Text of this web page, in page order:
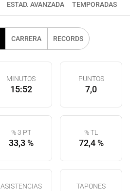
ESTAD. AVANZADA TEMPORADAS
CARRERA RECORDS
MINUTOS
15:52
PUNTOS
7,0
% 3 PT
33,3 %
% TL
72,4 %
ASISTENCIAS TAPONES